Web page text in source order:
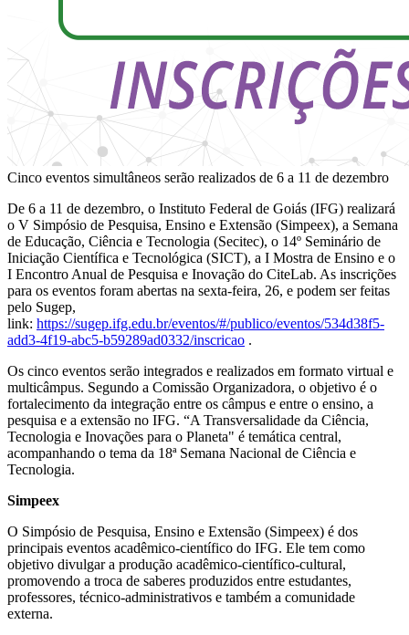
Cinco eventos simultâneos serão realizados de 6 a 11 de dezembro
De 6 a 11 de dezembro, o Instituto Federal de Goiás (IFG) realizará
o V Simpósio de Pesquisa, Ensino e Extensão (Simpeex), a Semana
de Educação, Ciência e Tecnologia (Secitec), o 14º Seminário de
Iniciação Científica e Tecnológica (SICT), a I Mostra de Ensino e o
I Encontro Anual de Pesquisa e Inovação do CiteLab. As inscrições
para os eventos foram abertas na sexta-feira, 26, e podem ser feitas
pelo Sugep,
link: https://sugep.ifg.edu.br/eventos/#/publico/eventos/534d38f5-
add3-4f19-abc5-b59289ad0332/inscricao .
Os cinco eventos serão integrados e realizados em formato virtual e
multicâmpus. Segundo a Comissão Organizadora, o objetivo é o
fortalecimento da integração entre os câmpus e entre o ensino, a
pesquisa e a extensão no IFG. “A Transversalidade da Ciência,
Tecnologia e Inovações para o Planeta" é temática central,
acompanhando o tema da 18ª Semana Nacional de Ciência e
Tecnologia.
Simpeex
O Simpósio de Pesquisa, Ensino e Extensão (Simpeex) é dos
principais eventos acadêmico-científico do IFG. Ele tem como
objetivo divulgar a produção acadêmico-científico-cultural,
promovendo a troca de saberes produzidos entre estudantes,
professores, técnico-administrativos e também a comunidade
externa.